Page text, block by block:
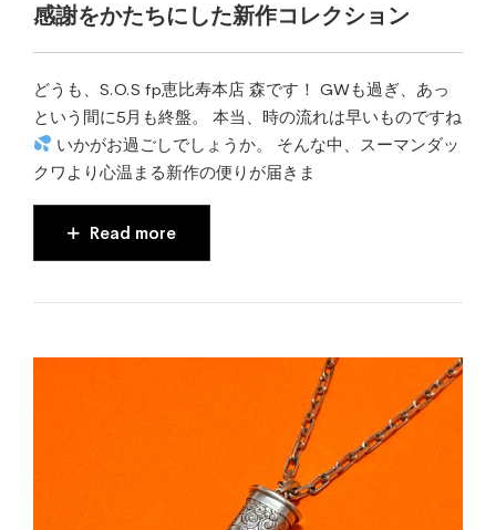
感謝をかたちにした新作コレクション
どうも、S.O.S fp恵比寿本店 森です！ GWも過ぎ、あっ
という間に5月も終盤。 本当、時の流れは早いものですね
いかがお過ごしでしょうか。 そんな中、スーマンダッ
クワより心温まる新作の便りが届きま
Read more